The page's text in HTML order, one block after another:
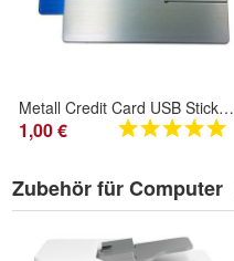
Metall Credit Card USB Stick Silber USB Flash Drive 2.0 metal silver Geldkarte
1,00 €
Zubehör für Computer